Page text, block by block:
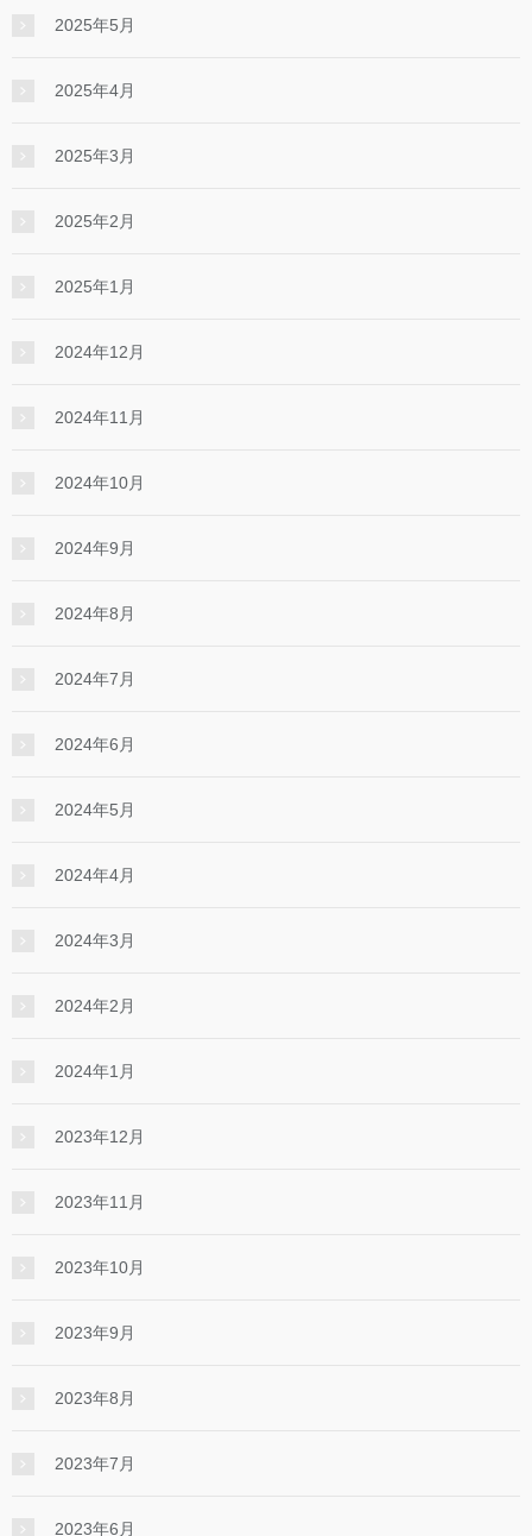
2025年5月
2025年4月
2025年3月
2025年2月
2025年1月
2024年12月
2024年11月
2024年10月
2024年9月
2024年8月
2024年7月
2024年6月
2024年5月
2024年4月
2024年3月
2024年2月
2024年1月
2023年12月
2023年11月
2023年10月
2023年9月
2023年8月
2023年7月
2023年6月